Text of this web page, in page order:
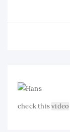
check thisvideo